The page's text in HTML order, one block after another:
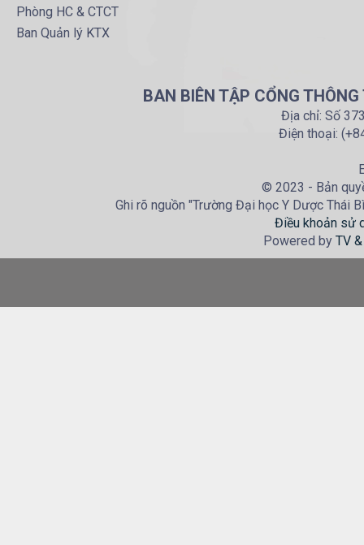
Phòng HC & CTCT
Ban Quản lý KTX
BAN BIÊN TẬP CỔNG
Địa chỉ: Số
Điện thoại:
© 2023 - Bản
Ghi rõ nguồn "Trường Đại học Y Dược Thái
Điều khoản sử
Powered by TV